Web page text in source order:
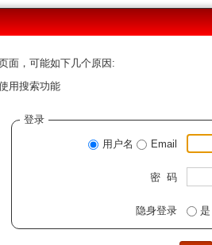
面，可能如下几个原因:
用搜索功能
登录
用户名 Email
密 码
隐身登录 是